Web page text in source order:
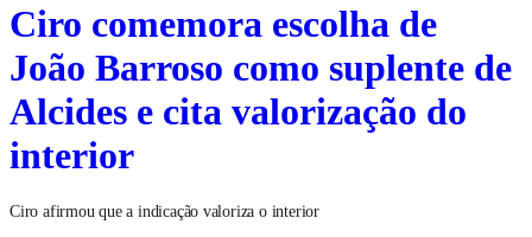
Ciro comemora escolha de
João Barroso como suplente de
Alcides e cita valorização do
interior
Ciro afirmou que a indicação valoriza o interior